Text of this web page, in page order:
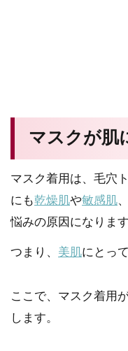
マスクが肌
マスク着用は、毛穴
にも乾燥肌や敏感肌、
悩みの原因になります
つまり、 美肌にとっ
ここで、マスク着用
します。